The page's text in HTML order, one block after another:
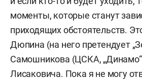
моменты, которые станут
приходящих обстоятельств.
Дюпина (на него претендует
Самошникова (ЦСКА,
Лисаковича. Пока я не могу